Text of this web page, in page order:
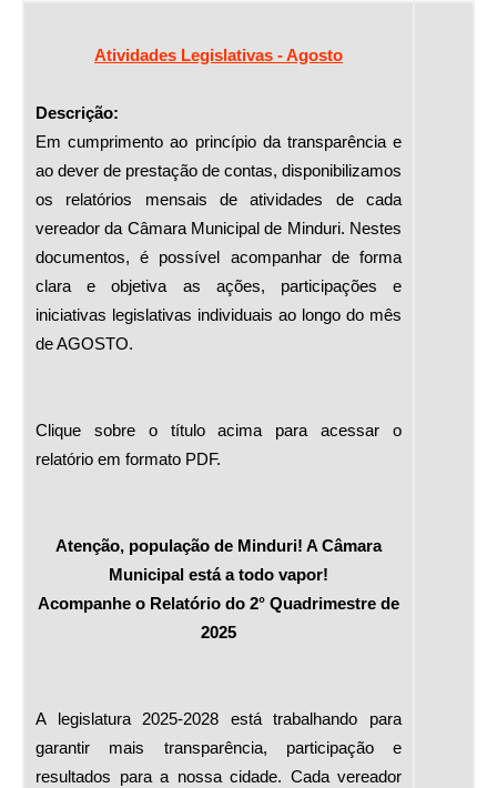
Atividades Legislativas - Agosto
Descrição:
Em cumprimento ao princípio da transparência e
ao dever de prestação de contas, disponibilizamos
os relatórios mensais de atividades de cada
vereador da Câmara Municipal de Minduri. Nestes
documentos, é possível acompanhar de forma
clara e objetiva as ações, participações e
iniciativas legislativas individuais ao longo do mês
de AGOSTO.
Clique sobre o título acima para acessar o
relatório em formato PDF.
Atenção, população de Minduri! A Câmara
Municipal está a todo vapor!
Acompanhe o Relatório do 2° Quadrimestre de
2025
A legislatura 2025-2028 está trabalhando para
garantir mais transparência, participação e
resultados para a nossa cidade. Cada vereador